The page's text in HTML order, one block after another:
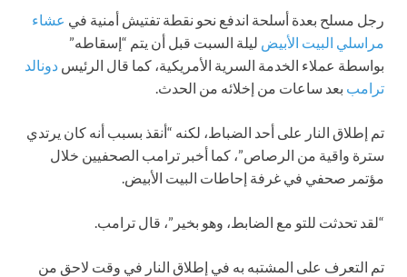
رجل مسلح بعدة أسلحة اندفع نحو نقطة تفتيش أمنية في عشاء
مراسلي البيت الأبيض ليلة السبت قبل أن يتم “إسقاطه”
بواسطة عملاء الخدمة السرية الأمريكية، كما قال الرئيس دونالد
ترامب بعد ساعات من إخلائه من الحدث.
تم إطلاق النار على أحد الضباط، لكنه “أنقذ بسبب أنه كان يرتدي
سترة واقية من الرصاص”، كما أخبر ترامب الصحفيين خلال
مؤتمر صحفي في غرفة إحاطات البيت الأبيض.
“لقد تحدثت للتو مع الضابط، وهو بخير”، قال ترامب.
تم التعرف على المشتبه به في إطلاق النار في وقت لاحق من